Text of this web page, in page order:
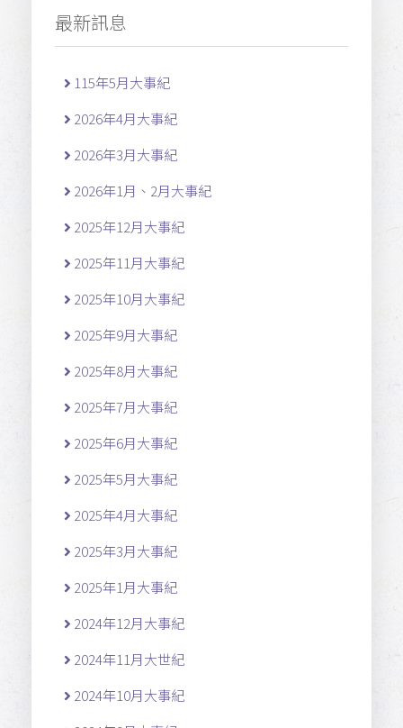
最新訊息
115年5月大事紀
2026年4月大事紀
2026年3月大事紀
2026年1月、2月大事紀
2025年12月大事紀
2025年11月大事紀
2025年10月大事紀
2025年9月大事紀
2025年8月大事紀
2025年7月大事紀
2025年6月大事紀
2025年5月大事紀
2025年4月大事紀
2025年3月大事紀
2025年1月大事紀
2024年12月大事紀
2024年11月大世紀
2024年10月大事紀